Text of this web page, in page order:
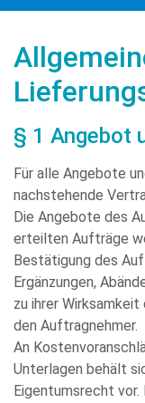
§ 1 Angebot
Für alle Angebote
nachstehende
Die Angebote des
erteilten Aufträge
Bestätigung des
Ergänzungen,
zu ihrer
den Auftragnehmer.
An
Unterlagen behält
Eigentumsrecht